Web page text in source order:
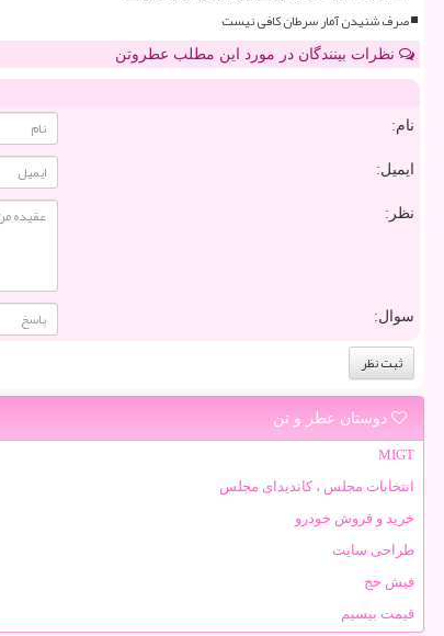
صرف شنیدن آمار سرطان کافی نیست
نظرات بینندگان در مورد این مطلب عطروتن
نام:
ایمیل:
نظر:
سوال:
دوستان عطر و تن
MIGT
انتخابات مجلس ، کاندیدای مجلس
خرید و فروش خودرو
طراحی سایت
فیش حج
قیمت بیسیم